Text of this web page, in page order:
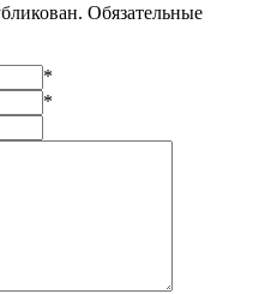
Обязательные
*
*